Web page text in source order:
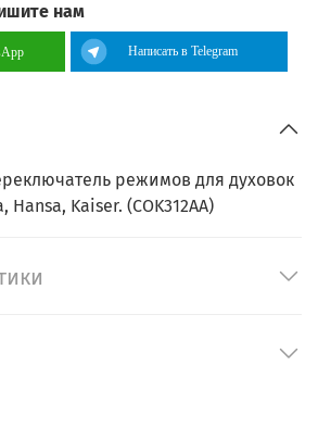
нам
Написать в Telegram
режимов для духовок
Kaiser. (COK312AA)